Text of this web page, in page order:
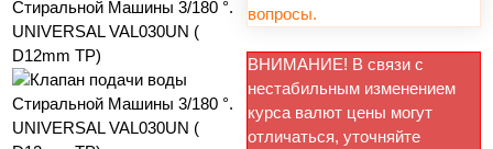
вопросы.
ВНИМАНИЕ! В связи с
нестабильным изменением
курса валют цены могут
отличаться, уточняйте